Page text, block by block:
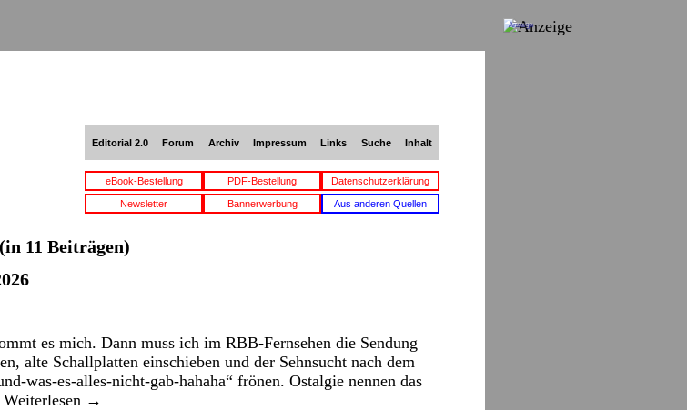
Editorial 2.0 Forum Archiv Impressum Links Suche Inhalt
eBook-Bestellung PDF-Bestellung Datenschutzerklärung
Newsletter Bannerwerbung Aus anderen Quellen
(in 11 Beiträgen)
es mich. Dann muss ich im RBB-Fernsehen die Sendung
alte Schallplatten einschieben und der Sehnsucht nach dem
was-es-alles-nicht-gab-hahaha“ frönen. Ostalgie nennen das
Weiterlesen →
Anzeige